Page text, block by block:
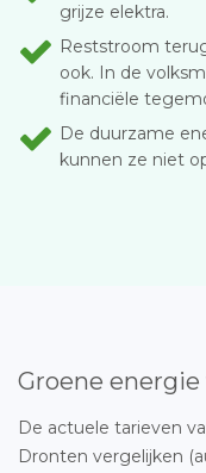
grijze elektra.
Reststroom
ook. In de
financiële
De duurzame
kunnen ze niet
Groene
De actuele tarieven
Dronten vergelijken